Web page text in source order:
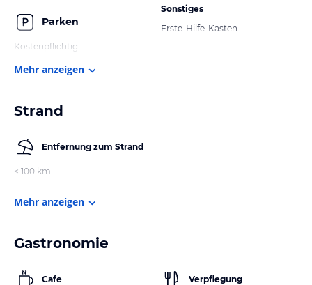
Parken
Kostenpflichtig
Sonstiges
Erste-Hilfe-Kasten
Mehr anzeigen
Strand
Entfernung zum Strand
< 100 km
Mehr anzeigen
Gastronomie
Cafe Verpflegung